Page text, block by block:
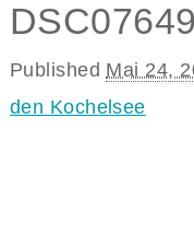
Published Mai 24,
den Kochelsee